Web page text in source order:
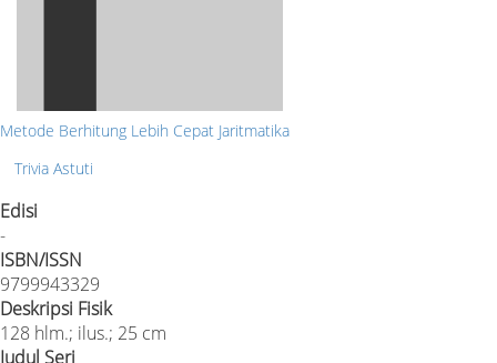
Metode Berhitung Lebih Cepat Jaritmatika
Trivia Astuti
Edisi
-
ISBN/ISSN
9799943329
Deskripsi Fisik
128 hlm.; ilus.; 25 cm
Judul Seri